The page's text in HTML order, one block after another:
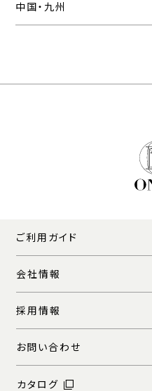
中国・九州
ご利用ガイド
会社情報
採用情報
お問い合わせ
カタログ